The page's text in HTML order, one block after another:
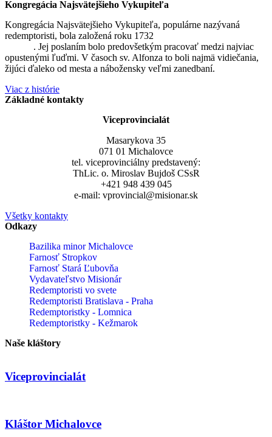
Kongregácia Najsvätejšieho Vykupiteľa
Kongregácia Najsvätejšieho Vykupiteľa, populárne nazývaná
redemptoristi, bola založená roku 1732
. Jej poslaním bolo predovšetkým pracovať medzi najviac
opustenými ľuďmi. V časoch sv. Alfonza to boli najmä vidiečania,
žijúci ďaleko od mesta a nábožensky veľmi zanedbaní.
Viac z histórie
Základné kontakty
Viceprovincialát
Masarykova 35
071 01 Michalovce
tel. viceprovinciálny predstavený:
ThLic. o. Miroslav Bujdoš CSsR
+421 948 439 045
e-mail: vprovincial@misionar.sk
Všetky kontakty
Odkazy
Bazilika minor Michalovce
Farnosť Stropkov
Farnosť Stará Ľubovňa
Vydavateľstvo Misionár
Redemptoristi vo svete
Redemptoristi Bratislava - Praha
Redemptoristky - Lomnica
Redemptoristky - Kežmarok
Naše kláštory
Viceprovincialát
Kláštor Michalovce